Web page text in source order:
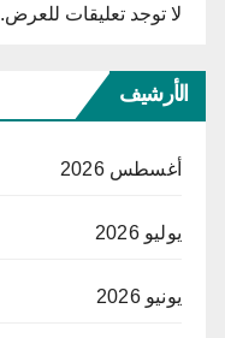
لا توجد تعليقات للعرض.
الأرشيف
أغسطس 2026
يوليو 2026
يونيو 2026